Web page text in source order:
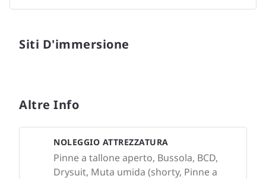
Siti D'immersione
Altre Info
NOLEGGIO ATTREZZATURA
Pinne a tallone aperto, Bussola, BCD,
Drysuit, Muta umida (shorty, Pinne a